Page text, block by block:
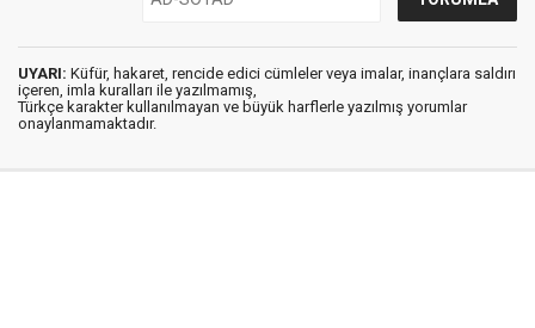
UYARI: Küfür, hakaret, rencide edici cümleler veya imalar, inançlara saldırı
içeren, imla kuralları ile yazılmamış,
Türkçe karakter kullanılmayan ve büyük harflerle yazılmış yorumlar
onaylanmamaktadır.